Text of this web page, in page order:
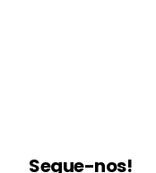
Segue-nos!